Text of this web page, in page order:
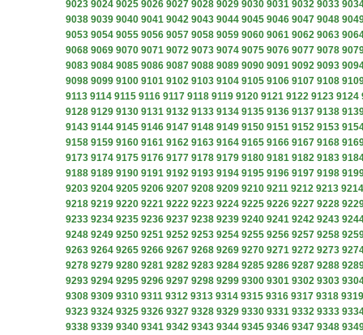
9023 9024 9025 9026 9027 9028 9029 9030 9031 9032 9033
9038 9039 9040 9041 9042 9043 9044 9045 9046 9047 9048
9053 9054 9055 9056 9057 9058 9059 9060 9061 9062 9063
9068 9069 9070 9071 9072 9073 9074 9075 9076 9077 9078
9083 9084 9085 9086 9087 9088 9089 9090 9091 9092 9093
9098 9099 9100 9101 9102 9103 9104 9105 9106 9107 9108
9113 9114 9115 9116 9117 9118 9119 9120 9121 9122 9123 9124
9128 9129 9130 9131 9132 9133 9134 9135 9136 9137 9138
9143 9144 9145 9146 9147 9148 9149 9150 9151 9152 9153
9158 9159 9160 9161 9162 9163 9164 9165 9166 9167 9168
9173 9174 9175 9176 9177 9178 9179 9180 9181 9182 9183
9188 9189 9190 9191 9192 9193 9194 9195 9196 9197 9198
9203 9204 9205 9206 9207 9208 9209 9210 9211 9212 9213 9214
9218 9219 9220 9221 9222 9223 9224 9225 9226 9227 9228
9233 9234 9235 9236 9237 9238 9239 9240 9241 9242 9243
9248 9249 9250 9251 9252 9253 9254 9255 9256 9257 9258
9263 9264 9265 9266 9267 9268 9269 9270 9271 9272 9273
9278 9279 9280 9281 9282 9283 9284 9285 9286 9287 9288
9293 9294 9295 9296 9297 9298 9299 9300 9301 9302 9303
9308 9309 9310 9311 9312 9313 9314 9315 9316 9317 9318 9319
9323 9324 9325 9326 9327 9328 9329 9330 9331 9332 9333
9338 9339 9340 9341 9342 9343 9344 9345 9346 9347 9348